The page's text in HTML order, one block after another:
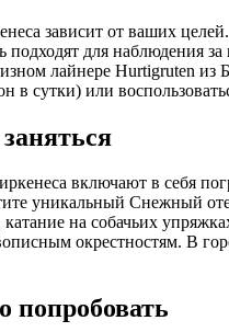
зависит от ваших
для наблюдения
лайнере Hurtigruten из
в сутки) или
включают в себя
уникальный Снежный
катание на собачьих
окрестностям. В
попробовать